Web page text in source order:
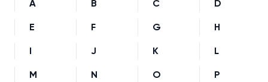
A B C D
E F G H
I J K L
M N O P